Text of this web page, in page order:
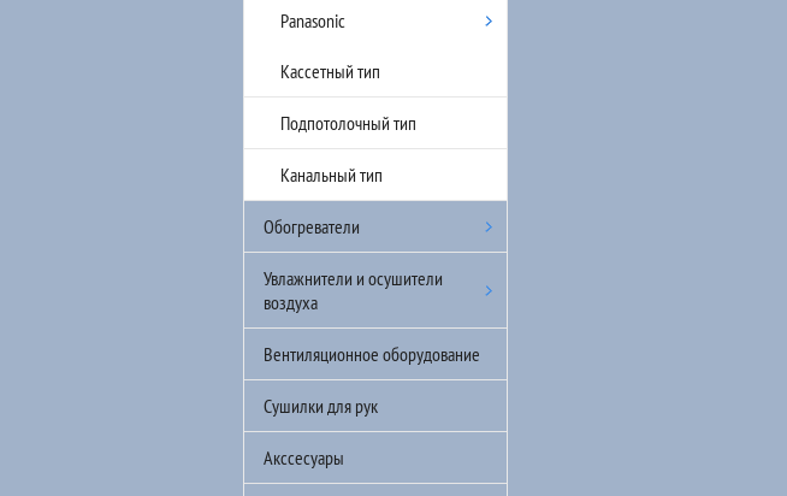
Panasonic
Кассетный тип
Подпотолочный тип
Канальный тип
Обогреватели
Увлажнители и осушители
воздуха
Вентиляционное оборудование
Сушилки для рук
Акссесуары